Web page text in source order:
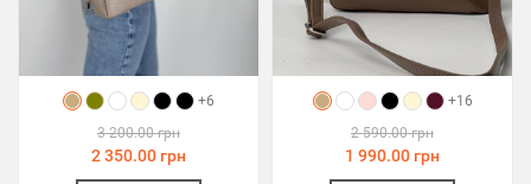
+6
3 200.00 грн
2 350.00 грн
+16
2 590.00 грн
1 990.00 грн